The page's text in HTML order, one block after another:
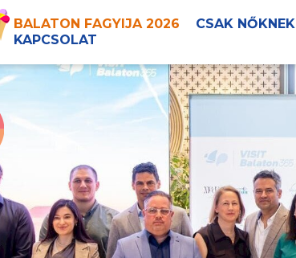
BALATON FAGYIJA 2026 CSAK NŐKNEK
KAPCSOLAT